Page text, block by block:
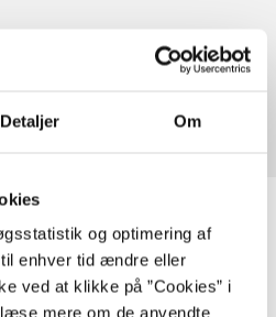
Detaljer Om
og optimering af
enhver tid ændre eller
ved at klikke på ”Cookies” i
mere om de anvendte
emner